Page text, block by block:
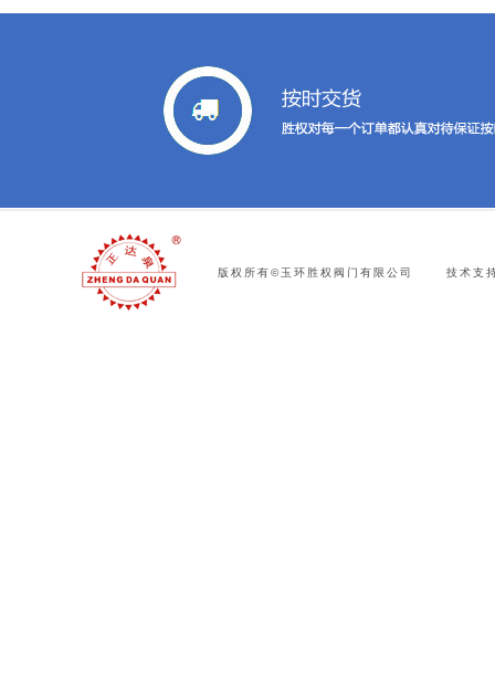
版权所有©玉环胜权阀门有限公司 技术支